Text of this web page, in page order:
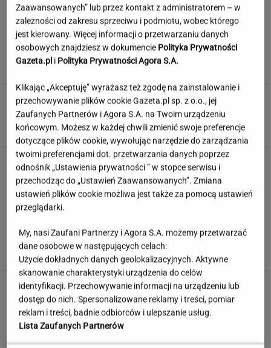
Moby poruszony widokiem w Warszawie. Pod
nagraniem tysiące reakcji
Anastazja Kuś mistrzynią świata! Historyczny
występ, brawo!
Jak dobrze pamiętasz polskie seriale sprzed
lat? Sprawdź się!
naprawdę wygląda edukacja domowa
MATERIAŁ PROMOCYJNY
Uciekli z Warszawy do
Łomianek. Dziś mówią o jednym: korkach
SUBSKRYPCJA
Zaawansowanych” lub przez kontakt z administratorem – w
zależności od zakresu sprzeciwu i podmiotu, wobec którego
jest kierowany. Więcej informacji o przetwarzaniu danych
osobowych znajdziesz w dokumencie Polityka Prywatności
Gazeta.pl i Polityka Prywatności Agora S.A.
Klikając „Akceptuję” wyrażasz też zgodę na zainstalowanie i
przechowywanie plików cookie Gazeta.pl sp. z o.o., jej
Zaufanych Partnerów i Agora S.A. na Twoim urządzeniu
końcowym. Możesz w każdej chwili zmienić swoje preferencje
dotyczące plików cookie, wywołując narzędzie do zarządzania
twoimi preferencjami dot. przetwarzania danych poprzez
odnośnik „Ustawienia prywatności ” w stopce serwisu i
przechodząc do „Ustawień Zaawansowanych”. Zmiana
ustawień plików cookie możliwa jest także za pomocą ustawień
przeglądarki.
My, nasi Zaufani Partnerzy i Agora S.A. możemy przetwarzać
dane osobowe w następujących celach:
Użycie dokładnych danych geolokalizacyjnych. Aktywne
skanowanie charakterystyki urządzenia do celów
identyfikacji. Przechowywanie informacji na urządzeniu lub
dostęp do nich. Spersonalizowane reklamy i treści, pomiar
reklam i treści, badnie odbiorców i ulepszanie usług.
Lista Zaufanych Partnerów